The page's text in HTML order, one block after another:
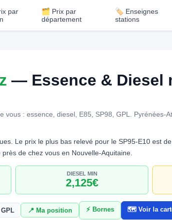
par
🗂️ Prix par
département
🏷️ Enseignes
stations
— Essence & Diesel
: essence, diesel, E85, SP98, GPL. Pyrénées-
Le prix le plus bas relevé pour le SP95-E10 est de
de chez vous en Nouvelle-Aquitaine.
DIESEL MIN
2,125€
GPL 📍 Ma position ⚡ Bornes 🗺️ Voir la